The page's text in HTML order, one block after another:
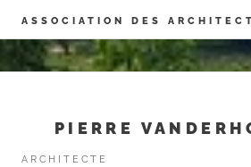
Panneau de gestion des cookies
ASSOCIATION DES
PIERRE
ARCHITECTE